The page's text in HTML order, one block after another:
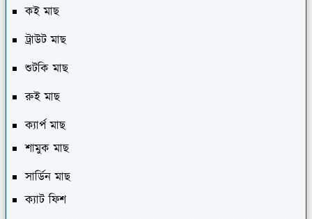
কই মাছ
ট্রাউট মাছ
শুটকি মাছ
রুই মাছ
ক্যার্প মাছ
শামুক মাছ
সার্ডিন মাছ
ক্যাট ফিশ